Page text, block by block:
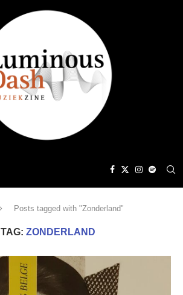
Posts tagged with "Zonderland"
TAG: ZONDERLAND